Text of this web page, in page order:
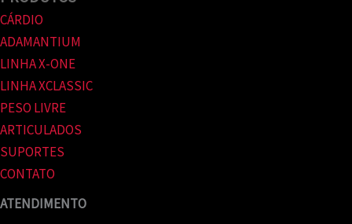
CÁRDIO
ADAMANTIUM
LINHA X-ONE
LINHA XCLASSIC
PESO LIVRE
ARTICULADOS
SUPORTES
CONTATO
ATENDIMENTO